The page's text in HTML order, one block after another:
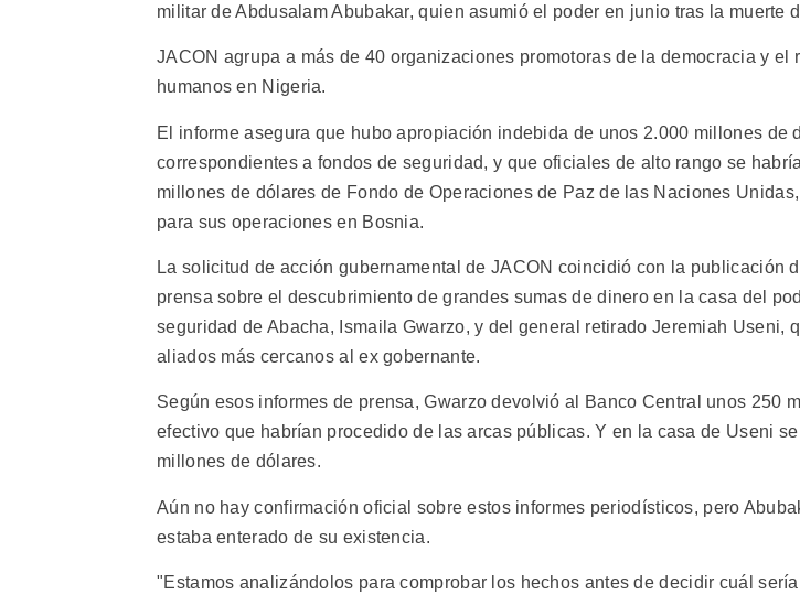
militar de Abdusalam Abubakar, quien asumió el poder en junio tras la muerte
JACON agrupa a más de 40 organizaciones promotoras de la democracia y el
humanos en Nigeria.
El informe asegura que hubo apropiación indebida de unos 2.000 millones de
correspondientes a fondos de seguridad, y que oficiales de alto rango se
millones de dólares de Fondo de Operaciones de Paz de las Naciones
para sus operaciones en Bosnia.
La solicitud de acción gubernamental de JACON coincidió con la publicación
prensa sobre el descubrimiento de grandes sumas de dinero en la casa del
seguridad de Abacha, Ismaila Gwarzo, y del general retirado Jeremiah Useni,
aliados más cercanos al ex gobernante.
Según esos informes de prensa, Gwarzo devolvió al Banco Central unos 250
efectivo que habrían procedido de las arcas públicas. Y en la casa de Useni
millones de dólares.
Aún no hay confirmación oficial sobre estos informes periodísticos, pero
estaba enterado de su existencia.
"Estamos analizándolos para comprobar los hechos antes de decidir cuál